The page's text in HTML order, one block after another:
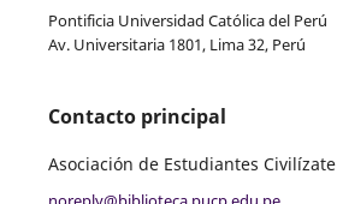
Pontificia Universidad Católica del Perú
Av. Universitaria 1801, Lima 32, Perú
Contacto principal
Asociación de Estudiantes Civilízate